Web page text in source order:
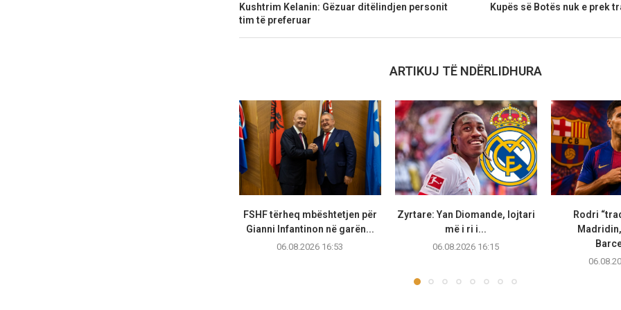
Kushtrim Kelanin: Gëzuar ditëlindjen personit
tim të preferuar
Kupës së Botës nuk e prek
ARTIKUJ TË NDËRLIDHURA
FSHF tërheq mbështetjen për
Gianni Infantinon në garën...
06.08.2026 16:53
Zyrtare: Yan Diomande, lojtari
më i ri i...
06.08.2026 16:15
Rodri